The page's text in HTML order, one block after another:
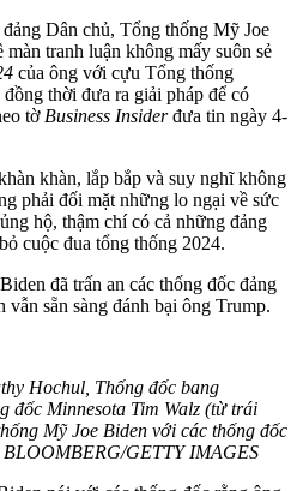
Dân chủ, Tổng thống Mỹ Joe
tranh luận không mấy suôn sẻ
của ông với cựu Tổng thống
thời đưa ra giải pháp để có
tờ Business Insiderđưa tin ngày 4-
khàn, lắp bắp và suy nghĩ không
phải đối mặt những lo ngại về sức
hộ, thậm chí có cả những đảng
cuộc đua tổng thống 2024.
đã trấn an các thống đốc đảng
sẵn sàng đánh bại ông Trump.
Hochul, Thống đốc bang
đốc Minnesota Tim Walz (từ trái
Mỹ Joe Biden với các thống đốc
GETTY IMAGES